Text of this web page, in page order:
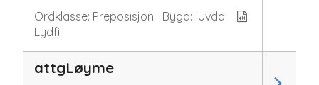
Ordklasse: Preposisjon Bygd: Uvdal
Lydfil
attgLøyme